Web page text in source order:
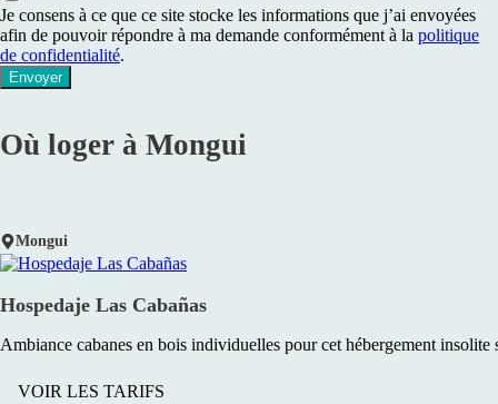
Je consens à ce que ce site stocke les informations que j’ai envoyées
afin de pouvoir répondre à ma demande conformément à la politique
de confidentialité.
Envoyer
Où loger à Mongui
Mongui
Hospedaje Las Cabañas
Ambiance cabanes en bois individuelles pour cet hébergement
VOIR LES TARIFS